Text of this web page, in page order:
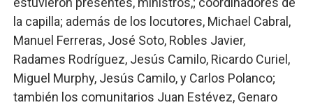
la capilla; además de los locutores, Michael Cabral,
Manuel Ferreras, José Soto, Robles Javier,
Radames Rodríguez, Jesús Camilo, Ricardo Curiel,
Miguel Murphy, Jesús Camilo, y Carlos Polanco;
también los comunitarios Juan Estévez, Genaro